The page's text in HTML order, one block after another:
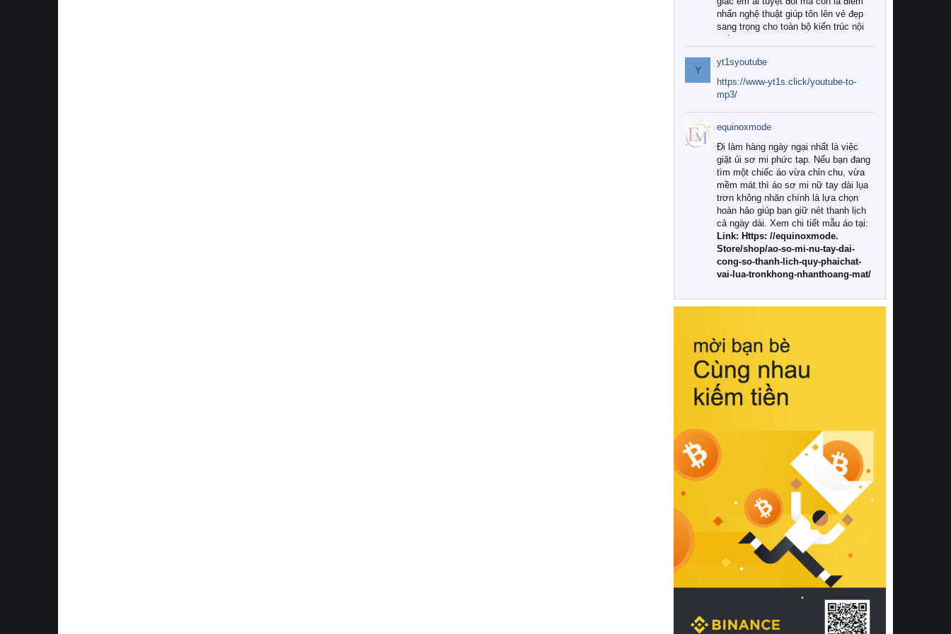
nhấn nghệ thuật giúp tôn lên vẻ đẹp
sang trọng cho toàn bộ kiến trúc nội
Tuy nhiên, giữa thị trường đa dạng
với vô vàn thương hiệu và mẫu mã
như hiện nay, làm thế nào để chọn
được những bộ chăn ga gối đệm cao
cấp thực sự chất lượng, phù hợp với
khí hậu và nhu cầu sử dụng của gia
đình? Hãy cùng chúng tôi đi tìm lời
giải đáp chi tiết qua bài viết dưới đây.
1. Tại sao các gia đình hiện đại lại ưa
chuộng chăn ga gối đệm cao cấp?
Khác với các dòng sản phẩm thông
thường, những bộ chăn ga gối đệm
cao cấp trải qua quy trình sản xuất
nghiêm ngặt từ khâu chọn lọc nguyên
liệu tự nhiên đến công nghệ dệt
nhuộm hiện đại không chứa hóa chất
này, bạn sẽ cảm nhận rõ rệt sự khác
hồi chuẩn xác của phần đệm nâng đỡ
cột sống.
Bên cạnh đó, việc lựa chọn các dòng
sản phẩm đạt chuẩn chất lượng quốc
tế còn giúp ngăn ngừa tình trạng kích
khuẩn và nấm mốc trong điều kiện
thời tiết nóng ẩm. Bạn có thể tìm hiểu
thêm các nghiên cứu khoa học về tác
động của giấc ngủ và môi trường
phòng ngủ đối với sức khỏe con
người tại Sleep Foundation (External
Link) để có cái nhìn toàn diện hơn.
2. Các tiêu chí vàng khi lựa chọn
chăn ga gối đệm cao cấp cho phòng
ngủ
Để sở hữu một bộ chăn ga gối đệm
cao cấp hoàn hảo cả về thẩm mỹ lẫn
công năng, người tiêu dùng cần cân
nhắc kỹ lưỡng các tiêu chí quan trọng
Y
yt1syoutube
https://www-yt1s.click/youtube-to-
mp3/
equinoxmode
Đi làm hàng ngày ngại nhất là việc
giặt ủi sơ mi phức tạp. Nếu bạn đang
tìm một chiếc áo vừa chỉn chu, vừa
mềm mát thì áo sơ mi nữ tay dài lụa
trơn không nhăn chính là lựa chọn
hoàn hảo giúp bạn giữ nét thanh lịch
cả ngày dài. Xem chi tiết mẫu áo tại:
Link: Https: //equinoxmode.
Store/shop/ao-so-mi-nu-tay-dai-
cong-so-thanh-lich-quy-phaichat-
vai-lua-tronkhong-nhanthoang-mat/